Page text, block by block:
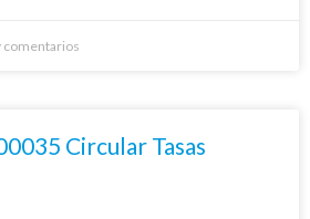
comentarios
Circular Tasas